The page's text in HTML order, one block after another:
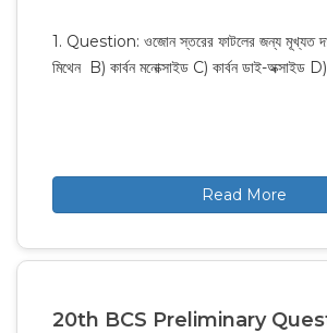
1. Question: ওজোন স্তরের ফাটলের জন্য মূখ্যত
মিথেন B) কার্বন মনোক্সাইড C) কার্বন ডাই-অক্সাইড
Read More
20th BCS Preliminary